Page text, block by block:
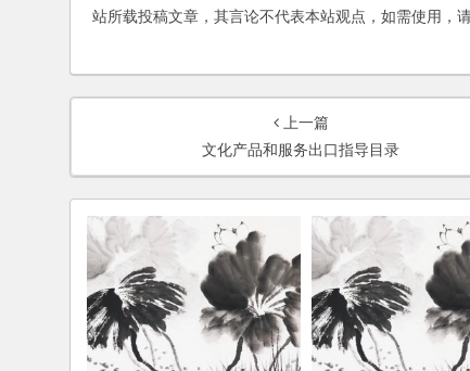
站所载投稿文章，其言论不代表本站观点，如需使用，
上一篇
文化产品和服务出口指导目录